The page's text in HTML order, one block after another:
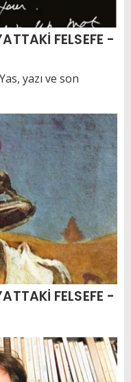
FELSEFE -
yazı ve son
FELSEFE -